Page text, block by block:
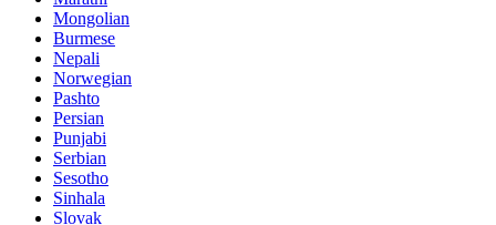
Mongolian
Burmese
Nepali
Norwegian
Pashto
Persian
Punjabi
Serbian
Sesotho
Sinhala
Slovak